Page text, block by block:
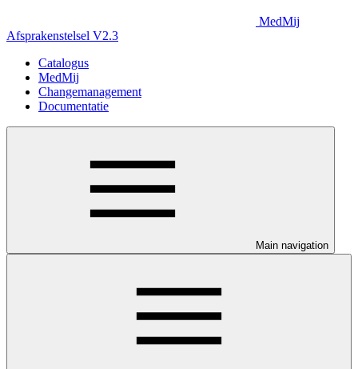
MedMij
Afsprakenstelsel V2.3
Catalogus
MedMij
Changemanagement
Documentatie
Main navigation